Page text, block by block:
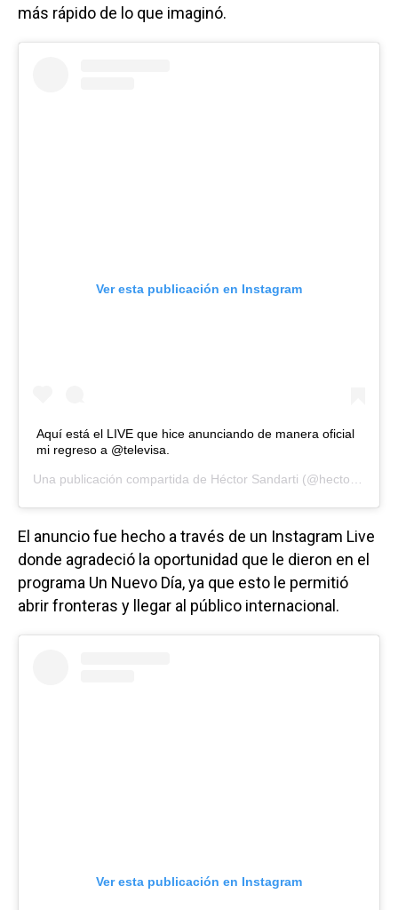
más rápido de lo que imaginó.
Ver esta publicación en Instagram
Aquí está el LIVE que hice anunciando de manera oficial
mi regreso a @televisa.
Una publicación compartida de Héctor Sandarti (@hectorsandarti) el
El anuncio fue hecho a través de un Instagram Live
donde agradeció la oportunidad que le dieron en el
programa Un Nuevo Día, ya que esto le permitió
abrir fronteras y llegar al público internacional.
Ver esta publicación en Instagram